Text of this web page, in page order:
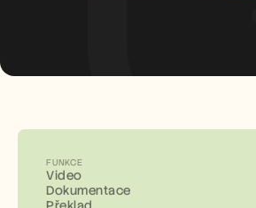
FUNKCE
Video
Dokumentace